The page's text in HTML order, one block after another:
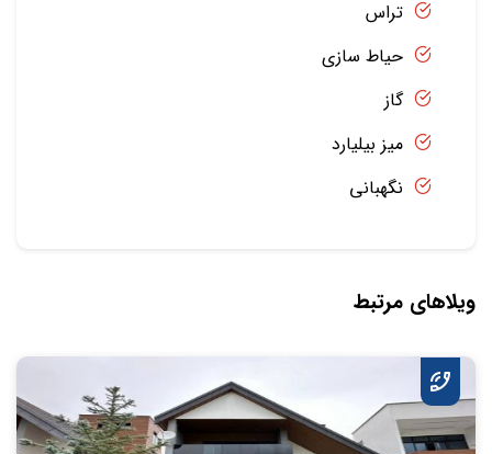
تراس
حیاط سازی
گاز
میز بیلیارد
نگهبانی
ویلاهای مرتبط